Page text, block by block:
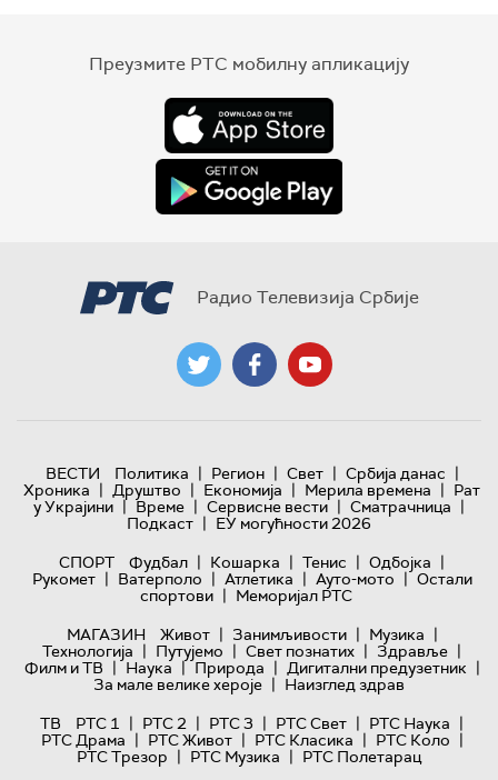
Преузмите РТС мобилну апликацију
Радио Телевизија Србије
ВЕСТИ Политика | Регион | Свет | Србија данас |
Хроника | Друштво | Економија | Мерила времена | Рат
у Украјини | Време | Сервисне вести | Сматрачница |
Подкаст | ЕУ могућности 2026
СПОРТ
Фудбал | Кошарка | Тенис | Одбојка |
Рукомет | Ватерполо | Атлетика | Ауто-мото | Остали
спортови | Меморијал РТС
МАГАЗИН
Живот | Занимљивости | Музика |
Технологијa | Путујемо | Свет познатих | Здравље |
Филм и ТВ | Наука | Природа | Дигитални предузетник |
За мале велике хероје | Наизглед здрав
ТВ
РТС 1 | РТС 2 | РТС 3 | РТС Свет | РТС Наука |
РТС Драма | РТС Живот | РТС Класика | РТС Коло |
РТС Трезор | РТС Музика | РТС Полетарац